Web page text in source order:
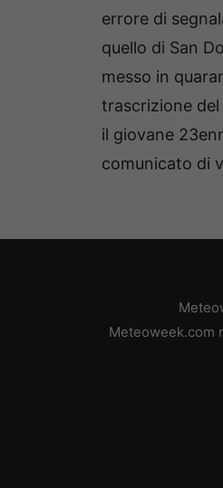
errore di
quello di San
messo in
trascrizione del
il giovane
comunicato di
Meteoweek.com